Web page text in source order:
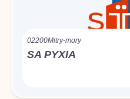
02200Mitry-mory
SA PYXIA